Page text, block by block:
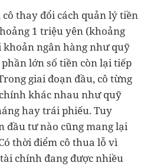
cô thay đổi cách quản lý tiền
1 triệu yên (khoảng
ngân hàng như quỹ
lớn số tiền còn lại tiếp
giai đoạn đầu, cô từng
khác nhau như quỹ
hay trái phiếu. Tuy
đầu tư nào cũng mang lại
thời điểm cô thua lỗ vì
chính đang được nhiều